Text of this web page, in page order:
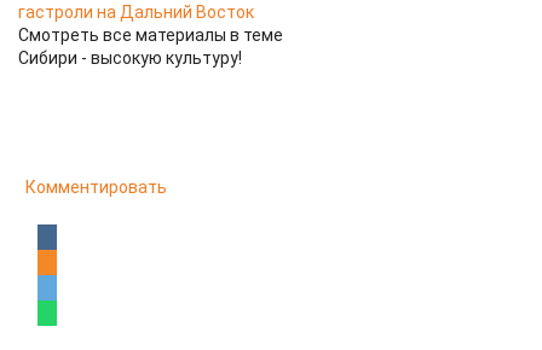
гастроли на Дальний Восток
Смотреть все материалы в теме
Сибири - высокую культуру!
Комментировать